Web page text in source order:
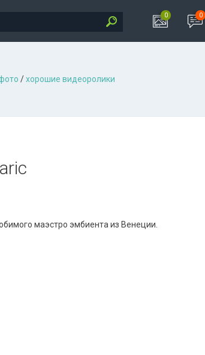
0 0
/хорошие видеоролики
маэстро эмбиента из Венеции.